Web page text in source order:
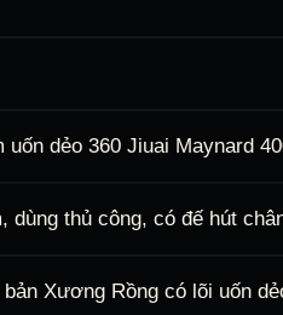
dẻo 360 Jiuai Maynard
dùng thủ công, có đế hút
Xương Rồng có lõi uốn